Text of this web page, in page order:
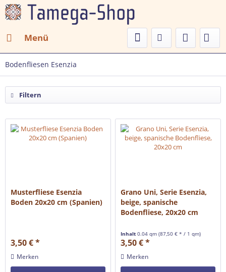
Menü
Bodenfliesen Esenzia
Filtern
Musterfliese Esenzia
Boden 20x20 cm (Spanien)
3,50 € *
Merken
Grano Uni, Serie Esenzia,
beige, spanische
Bodenfliese, 20x20 cm
Inhalt0.04 qm(87,50 € * / 1 qm)
3,50 € *
Merken